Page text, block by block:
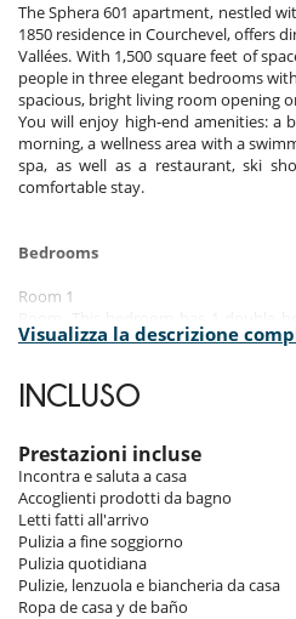
The Sphera 601 apartment, nestled
1850 residence in Courchevel, offers
Vallées. With 1,500 square feet of
people in three elegant bedrooms
spacious, bright living room opening
You will enjoy high-end amenities: a
morning, a wellness area with a
spa, as well as a restaurant, ski
comfortable stay.
Bedrooms
Room 1
bathtub, walk-in shower. This
Room 2
walk-in shower. This bedroom
hair dryer, towel dryer, WC.
Room 3
Room. This bedroom has 1 double
walk-in shower. This bedroom
hair dryer, towel dryer, WC.
Visualizza la descrizione
INCLUSO
Prestazioni incluse
Incontra e saluta a casa
Accoglienti prodotti da bagno
Letti fatti all'arrivo
Pulizia a fine soggiorno
Pulizia quotidiana
Pulizie, lenzuola e biancheria da casa
Ropa de casa y de baño